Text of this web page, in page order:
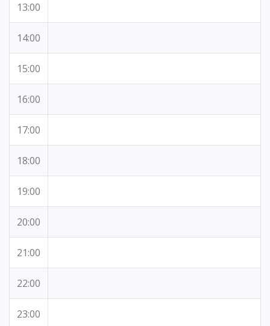
13:00
14:00
15:00
16:00
17:00
18:00
19:00
20:00
21:00
22:00
23:00